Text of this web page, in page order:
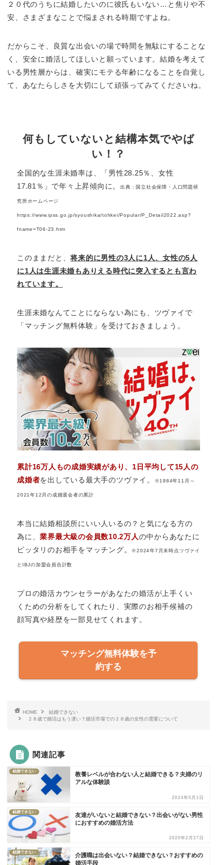
２０代のうちに結婚したいのに彼氏もいない…と焦りや不
安、さまざまなことで悩まされる時期ですよね。
だからこそ、良質な出会いの場で時間を無駄にすることな
く、安全に婚活してほしいと願っています。結婚を考えて
いる男性層からは、確実にモテる年齢になることを自覚し
て、あなたらしさを大切にして頑張ってみてくださいね。
何もしていないと結構本気でやば
い！？
全国的な生涯未婚率は、「男性28.25％、女性
17.81％」で年々上昇傾向に。出典：国立社会保障・人口問題研
究所ホームページ
https://www.ipss.go.jp/syoushika/tohkei/Popular/P_Detail2022.asp?
fname=T06-23.htm
このままだと、将来的に男性の3人に1人、女性の5人
に1人は生涯未婚もありえる時代に突入するとも言わ
れています。
生涯未婚なんてことにならない為にも、ツヴァイで
「マッチング無料体験」を受けておきましょう。
累計16万人もの成婚実績があり、1日平均して15人の
成婚者を出している最大手のツヴァイ。 ※1984年11月～
2021年12月の成婚退会者の累計
本当に結婚相談所にいい人いるの？と気になる方の
為に、業界最大級の会員数10.2万人の中からあなたに
ピッタリのお相手をマッチング。
※2024年7月末時点ツヴァイ
とIBJの加盟会員合計数
プロの婚活カウンセラーがあなたの婚活が上手くい
くための分析をしてくれたり、実際のお相手候補の
顔写真や経歴を一部見せてくれます。
マッチング無料体験を予
約する
HOME
結婚できない
２８歳で婚活はもう遅い？婚活市場での２８歳の女性の需要について
関連記事
結婚できない
教養レベルが合わない人と結婚できる？夫婦のリ
アルな体験談
2024年5月1日
結婚できない
友達がいないと結婚できない？出会いがない男性
におすすめの婚活方法
2020年2月27日
結婚できない
介護職は出会いない？結婚できない？おすすめの
婚活手段